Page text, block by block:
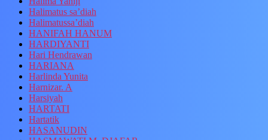
Halimatus sa’diah
Halimatussa’diah
HANIFAH HANUM
HARDIYANTI
Hari Hendrawan
HARIANA
Harlinda Yunita
Harnizar. A
Harsiyah
HARTATI
Hartatik
HASANUDIN